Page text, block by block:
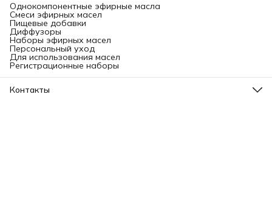
Однокомпонентные эфирные масла
Смеси эфирных масел
Пищевые добавки
Диффузоры
Наборы эфирных масел
Персональный уход
Для использования масел
Регистрационные наборы
Контакты